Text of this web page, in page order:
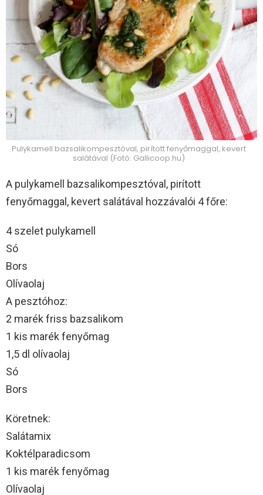
Pulykamell bazsalikompesztóval, pirított fenyőmaggal, kevert
salátával (Fotó: Gallicoop.hu)
A pulykamell bazsalikompesztóval, pirított
fenyőmaggal, kevert salátával hozzávalói 4 főre:
4 szelet pulykamell
Só
Bors
Olívaolaj
A pesztóhoz:
2 marék friss bazsalikom
1 kis marék fenyőmag
1,5 dl olívaolaj
Só
Bors
Köretnek:
Salátamix
Koktélparadicsom
1 kis marék fenyőmag
Olívaolaj